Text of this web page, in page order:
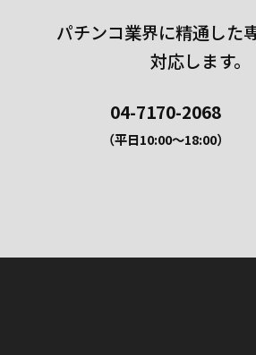
パチンコ業界に精通した
対応します。
04-7170-2068
（平日10:00〜18:00）